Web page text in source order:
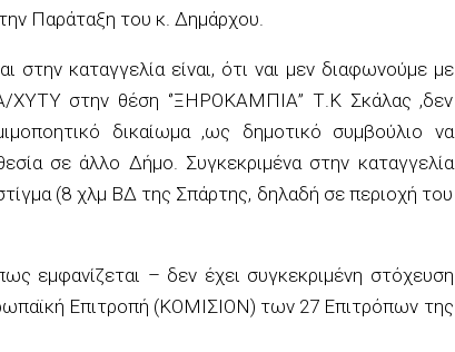
Παράταξη του κ. Δημάρχου.
στην καταγγελία είναι, ότι ναι μεν διαφωνούμε με
στην θέση ‘’ΞΗΡΟΚΑΜΠΙΑ’’ Τ.Κ Σκάλας ,δεν
δικαίωμα ,ως δημοτικό συμβούλιο να
σε άλλο Δήμο. Συγκεκριμένα στην καταγγελία
(8 χλμ ΒΔ της Σπάρτης, δηλαδή σε περιοχή του
εμφανίζεται – δεν έχει συγκεκριμένη στόχευση
Επιτροπή (ΚΟΜΙΣΙΟΝ) των 27 Επιτρόπων της